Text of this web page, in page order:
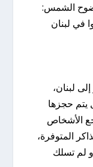
الشمس:
في لبنان
لبنان،
يتم حجزها
الأشخاص
المتوفرة،
لم تسلك